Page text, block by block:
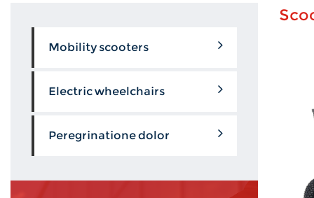
Mobility scooters
Electric wheelchairs
Peregrinatione dolor